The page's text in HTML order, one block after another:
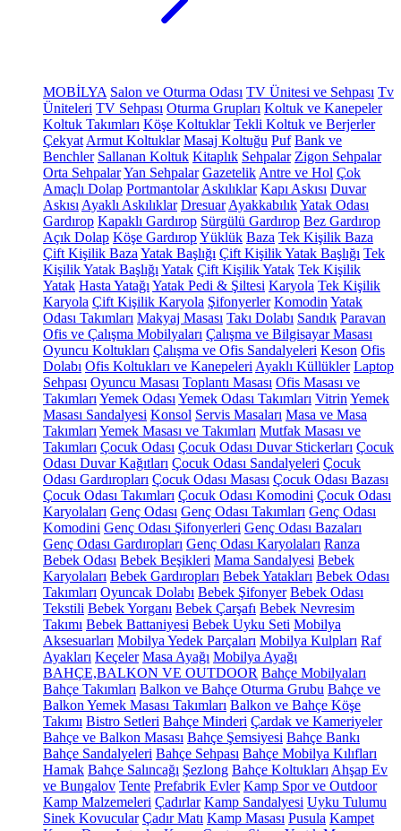
MOBİLYA Salon ve Oturma Odası TV Ünitesi ve Sehpası Tv
Üniteleri TV Sehpası Oturma Grupları Koltuk ve Kanepeler
Koltuk Takımları Köşe Koltuklar Tekli Koltuk ve Berjerler
Çekyat Armut Koltuklar Masaj Koltuğu Puf Bank ve
Benchler Sallanan Koltuk Kitaplık Sehpalar Zigon Sehpalar
Orta SehpalarYan Sehpalar Gazetelik Antre ve Hol Çok
Amaçlı Dolap Portmantolar Askılıklar Kapı Askısı Duvar
Askısı Ayaklı Askılıklar Dresuar AyakkabılıkYatak Odası
Gardırop Kapaklı Gardırop Sürgülü Gardırop Bez Gardırop
Açık Dolap Köşe GardıropYüklük Baza Tek Kişilik Baza
Çift Kişilik Baza Yatak Başlığı Çift Kişilik Yatak Başlığı Tek
Kişilik Yatak Başlığı Yatak Çift Kişilik Yatak Tek Kişilik
Yatak Hasta Yatağı Yatak Pedi & Şiltesi Karyola Tek Kişilik
Karyola Çift Kişilik Karyola Şifonyerler Komodin Yatak
Odası Takımları Makyaj Masası Takı Dolabı Sandık Paravan
Ofis ve Çalışma Mobilyaları Çalışma ve Bilgisayar Masası
Oyuncu Koltukları Çalışma ve Ofis Sandalyeleri Keson Ofis
Dolabı Ofis Koltukları ve Kanepeleri Ayaklı Küllükler Laptop
Sehpası Oyuncu Masası Toplantı Masası Ofis Masası ve
Takımları Yemek Odası Yemek Odası Takımları Vitrin Yemek
Masası Sandalyesi Konsol Servis Masaları Masa ve Masa
Takımları Yemek Masası ve Takımları Mutfak Masası ve
Takımları Çocuk Odası Çocuk Odası Duvar Stickerları Çocuk
Odası Duvar Kağıtları Çocuk Odası Sandalyeleri Çocuk
Odası Gardıropları Çocuk Odası Masası Çocuk Odası Bazası
Çocuk Odası Takımları Çocuk Odası Komodini Çocuk Odası
Karyolaları Genç Odası Genç Odası Takımları Genç Odası
Komodini Genç Odası Şifonyerleri Genç Odası Bazaları
Genç Odası Gardıropları Genç Odası Karyolaları Ranza
Bebek Odası Bebek Beşikleri Mama Sandalyesi Bebek
Karyolaları Bebek Gardıropları Bebek Yatakları Bebek Odası
Takımları Oyuncak Dolabı Bebek Şifonyer Bebek Odası
Tekstili Bebek Yorganı Bebek Çarşafı Bebek Nevresim
Takımı Bebek Battaniyesi Bebek Uyku Seti Mobilya
Aksesuarları Mobilya Yedek Parçaları Mobilya Kulpları Raf
Ayakları Keçeler Masa Ayağı Mobilya Ayağı
BAHÇE,BALKON VE OUTDOOR Bahçe Mobilyaları
Bahçe Takımları Balkon ve Bahçe Oturma Grubu Bahçe ve
Balkon Yemek Masası Takımları Balkon ve Bahçe Köşe
Takımı Bistro Setleri Bahçe Minderi Çardak ve Kameriyeler
Bahçe ve Balkon Masası Bahçe Şemsiyesi Bahçe Bankı
Bahçe Sandalyeleri Bahçe Sehpası Bahçe Mobilya Kılıfları
Hamak Bahçe Salıncağı Şezlong Bahçe Koltukları Ahşap Ev
ve Bungalov Tente Prefabrik Evler Kamp Spor ve Outdoor
Kamp Malzemeleri Çadırlar Kamp Sandalyesi Uyku Tulumu
Sinek Kovucular Çadır Matı Kamp Masası Pusula Kampet